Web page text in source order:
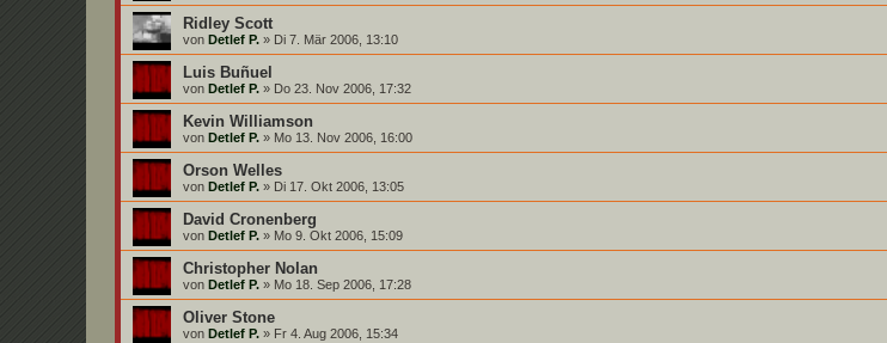
Ridley Scott
von Detlef P. » Di 7. Mär 2006, 13:10
Luis Buñuel
von Detlef P. » Do 23. Nov 2006, 17:32
Kevin Williamson
von Detlef P. » Mo 13. Nov 2006, 16:00
Orson Welles
von Detlef P. » Di 17. Okt 2006, 13:05
David Cronenberg
von Detlef P. » Mo 9. Okt 2006, 15:09
Christopher Nolan
von Detlef P. » Mo 18. Sep 2006, 17:28
Oliver Stone
von Detlef P. » Fr 4. Aug 2006, 15:34